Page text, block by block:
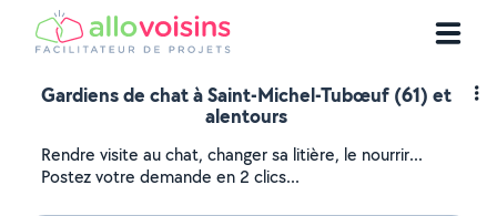
Gardiens de chat à Saint-Michel-Tubœuf (61) et
alentours
Rendre visite au chat, changer sa litière, le nourrir...
Postez votre demande en 2 clics...